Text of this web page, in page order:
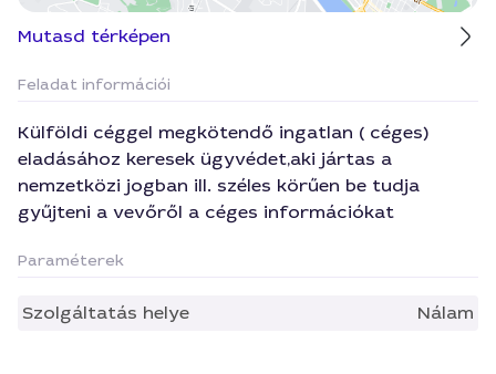
Mutasd térképen
Feladat információi
Külföldi céggel megkötendő ingatlan ( céges)
eladásához keresek ügyvédet,aki jártas a
nemzetközi jogban ill. széles körűen be tudja
gyűjteni a vevőről a céges információkat
Paraméterek
Szolgáltatás helye Nálam